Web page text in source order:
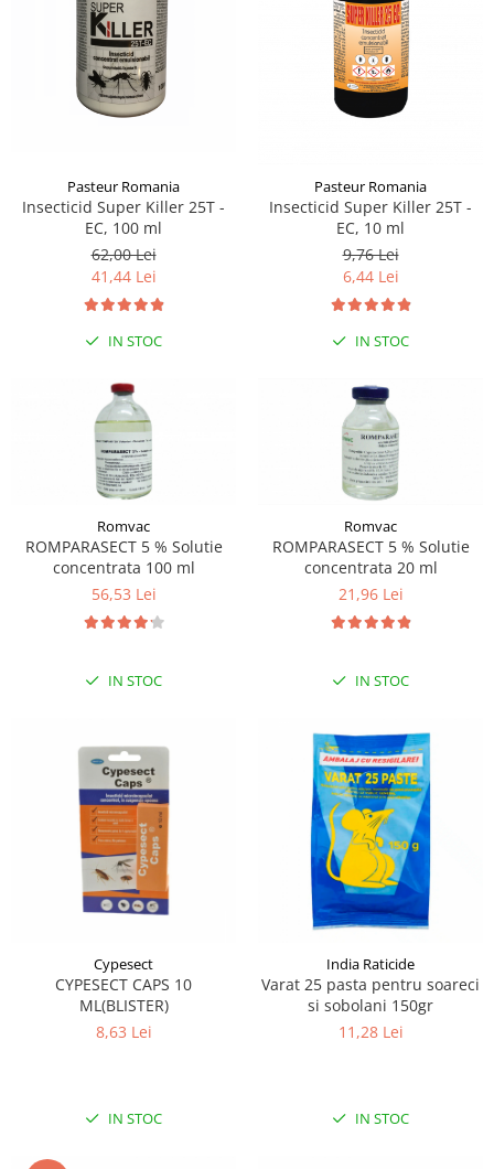
Sampoane si Balsamuri
Servetele Umede
Covorase absorbante
Curatare Ochi
Igiena Catel
Perii si descalcitoare caini
Solutii Atractante si repelente
Custi transport - Pisici
Jucarii Pisici
Lese, Hamuri si Zgarzi
Paturi, perne si cosuri pentru pisici
Pasteur Romania
Insecticid Super Killer 25T -
EC, 100 ml
62,00 Lei
41,44 Lei
IN STOC
Pasteur Romania
Insecticid Super Killer 25T -
EC, 10 ml
9,76 Lei
6,44 Lei
IN STOC
Romvac
ROMPARASECT 5 % Solutie
concentrata 100 ml
56,53 Lei
IN STOC
Romvac
ROMPARASECT 5 % Solutie
concentrata 20 ml
21,96 Lei
IN STOC
Cypesect
CYPESECT CAPS 10
ML(BLISTER)
8,63 Lei
IN STOC
India Raticide
Varat 25 pasta pentru soareci
si sobolani 150gr
11,28 Lei
IN STOC